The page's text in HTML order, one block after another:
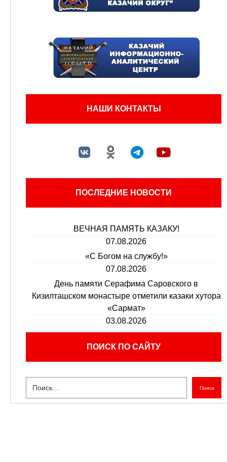
НАШИ КОНТАКТЫ
ПОСЛЕДНИЕ НОВОСТИ
ВЕЧНАЯ ПАМЯТЬ КАЗАКУ!
07.08.2026
«С Богом на службу!»
07.08.2026
День памяти Серафима Саровского в
Кизилташском монастыре отметили казаки хутора
«Сармат»
03.08.2026
ПОИСК ПО САЙТУ
Поиск